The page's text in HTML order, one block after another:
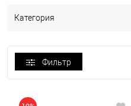
Категория
Фильтр